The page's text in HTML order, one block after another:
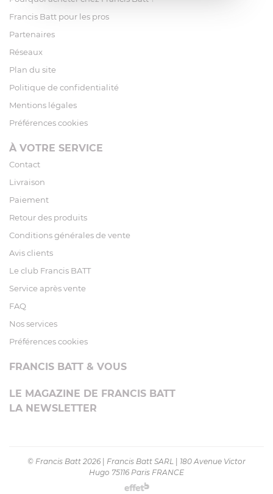
Francis Batt pour les pros
Partenaires
Réseaux
Plan du site
Politique de confidentialité
Mentions légales
Préférences cookies
À VOTRE SERVICE
Contact
Livraison
Paiement
Retour des produits
Conditions générales de vente
Avis clients
Le club Francis BATT
Service après vente
FAQ
Nos services
Préférences cookies
FRANCIS BATT & VOUS
LE MAGAZINE DE FRANCIS BATT
LA NEWSLETTER
© Francis Batt 2026 Francis Batt SARL
180 Avenue Victor
Hugo 75116 Paris FRANCE